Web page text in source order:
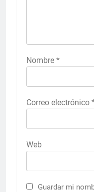
Nombre *
Correo electrónico
Web
Guardar mi